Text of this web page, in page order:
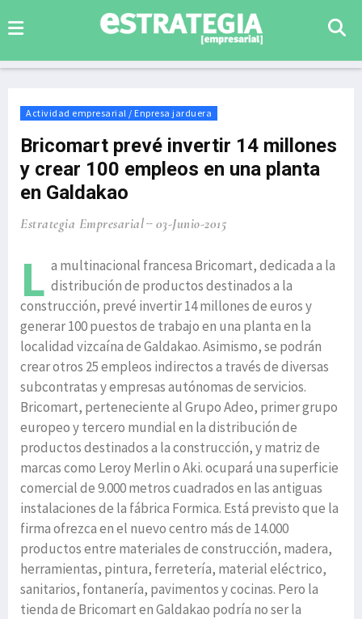
Actividad empresarial / Enpresa jarduera
Bricomart prevé invertir 14 millones
y crear 100 empleos en una planta
en Galdakao
Estrategia Empresarial 03-Junio-2015
L a multinacional francesa Bricomart, dedicada a la
distribución de productos destinados a la
construcción, prevé invertir 14 millones de euros y
generar 100 puestos de trabajo en una planta en la
localidad vizcaína de Galdakao. Asimismo, se podrán
crear otros 25 empleos indirectos a través de diversas
subcontratas y empresas autónomas de servicios.
Bricomart, perteneciente al Grupo Adeo, primer grupo
europeo y tercero mundial en la distribución de
productos destinados a la construcción, y matriz de
marcas como Leroy Merlin o Aki. ocupará una superficie
comercial de 9.000 metros cuadrados en las antiguas
instalaciones de la fábrica Formica. Está previsto que la
firma ofrezca en el nuevo centro más de 14.000
productos entre materiales de construcción, madera,
herramientas, pintura, ferretería, material eléctrico,
sanitarios, fontanería, pavimentos y cocinas. Pero la
tienda de Bricomart en Galdakao podría no ser la